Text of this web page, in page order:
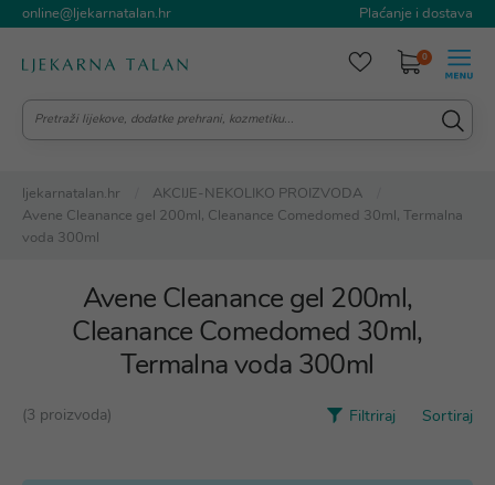
online@ljekarnatalan.hr Plaćanje i dostava
0
ljekarnatalan.hr
AKCIJE-NEKOLIKO PROIZVODA
Avene Cleanance gel 200ml, Cleanance Comedomed 30ml, Termalna
voda 300ml
Avene Cleanance gel 200ml,
Cleanance Comedomed 30ml,
Termalna voda 300ml
(3 proizvoda) Filtriraj Sortiraj